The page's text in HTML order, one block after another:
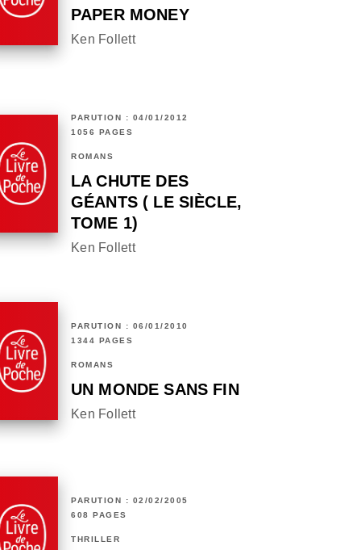
PAPER MONEY
Ken Follett
PARUTION : 04/01/2012
1056 PAGES
ROMANS
LA CHUTE DES
GÉANTS ( LE SIÈCLE,
TOME 1)
Ken Follett
PARUTION : 06/01/2010
1344 PAGES
ROMANS
UN MONDE SANS FIN
Ken Follett
PARUTION : 02/02/2005
608 PAGES
THRILLER